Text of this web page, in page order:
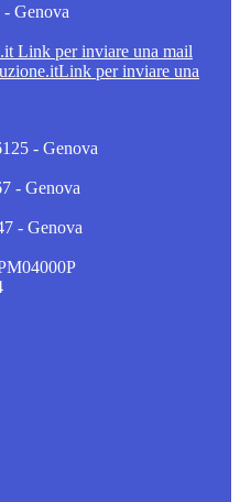
Genova
Link per inviare una mail
Link per inviare una
- Genova
- Genova
- Genova